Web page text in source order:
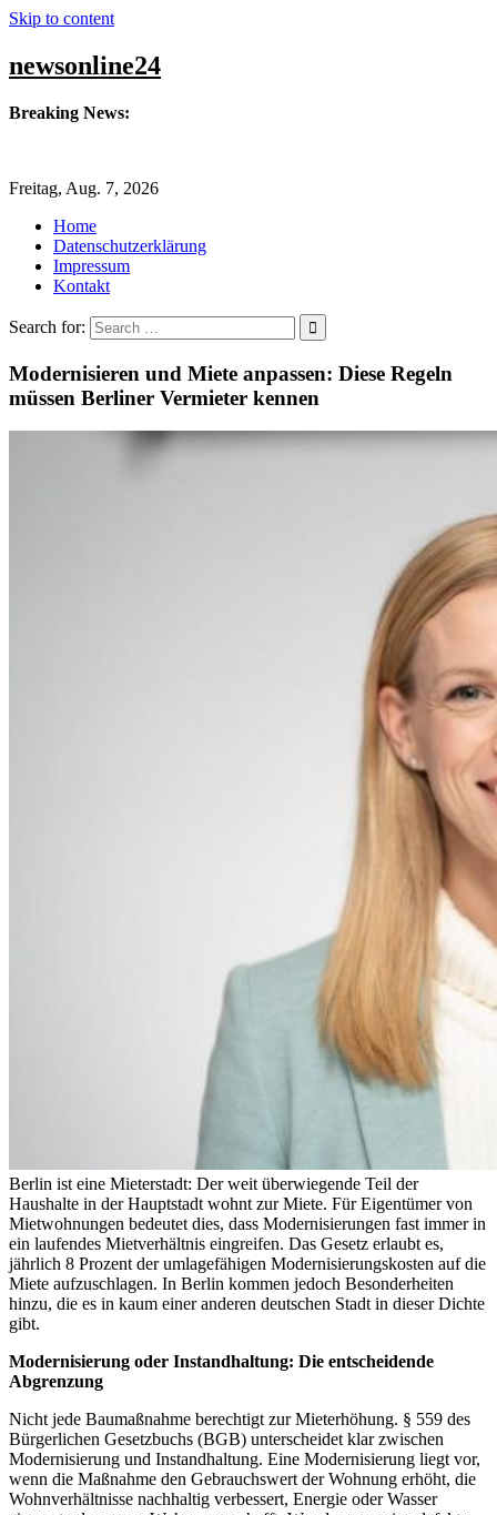
Skip to content
newsonline24
Breaking News:
grün-blau
Drei bis zehn Prozent, so viel Strom verbraucht ein Aufzug im
Gebäude
Northern Discovery Metals gibt die Börsennotierung an der
Frankfurter Wertpapierbörse bekannt
Wirtschaftsstaatssekretär Thomas Dörflinger besucht
Handwerksbetrieb im Kammerbezirk Freiburg
Freitag, Aug. 7, 2026
Home
Datenschutzerklärung
Impressum
Kontakt
Search for:
Modernisieren und Miete anpassen: Diese Regeln
müssen Berliner Vermieter kennen
Berlin ist eine Mieterstadt: Der weit überwiegende Teil der
Haushalte in der Hauptstadt wohnt zur Miete. Für Eigentümer von
Mietwohnungen bedeutet dies, dass Modernisierungen fast immer in
ein laufendes Mietverhältnis eingreifen. Das Gesetz erlaubt es,
jährlich 8 Prozent der umlagefähigen Modernisierungskosten auf die
Miete aufzuschlagen. In Berlin kommen jedoch Besonderheiten
hinzu, die es in kaum einer anderen deutschen Stadt in dieser Dichte
gibt.
Modernisierung oder Instandhaltung: Die entscheidende
Abgrenzung
Nicht jede Baumaßnahme berechtigt zur Mieterhöhung. § 559 des
Bürgerlichen Gesetzbuchs (BGB) unterscheidet klar zwischen
Modernisierung und Instandhaltung. Eine Modernisierung liegt vor,
wenn die Maßnahme den Gebrauchswert der Wohnung erhöht, die
Wohnverhältnisse nachhaltig verbessert, Energie oder Wasser